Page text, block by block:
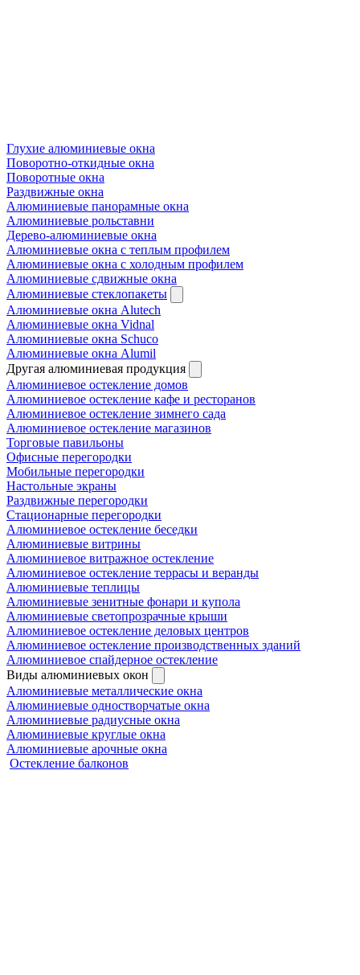
Глухие алюминиевые окна
Поворотно-откидные окна
Поворотные окна
Раздвижные окна
Алюминиевые панорамные окна
Алюминиевые рольставни
Дерево-алюминиевые окна
Алюминиевые окна с теплым профилем
Алюминиевые окна с холодным профилем
Алюминиевые сдвижные окна
Алюминиевые стеклопакеты
Алюминиевые окна Alutech
Алюминиевые окна Vidnal
Алюминиевые окна Schuco
Алюминиевые окна Alumil
Другая алюминиевая продукция
Алюминиевое остекление домов
Алюминиевое остекление кафе и ресторанов
Алюминиевое остекление зимнего сада
Алюминиевое остекление магазинов
Торговые павильоны
Офисные перегородки
Мобильные перегородки
Настольные экраны
Раздвижные перегородки
Стационарные перегородки
Алюминиевое остекление беседки
Алюминиевые витрины
Алюминиевое витражное остекление
Алюминиевое остекление террасы и веранды
Алюминиевые теплицы
Алюминиевые зенитные фонари и купола
Алюминиевые светопрозрачные крыши
Алюминиевое остекление деловых центров
Алюминиевое остекление производственных зданий
Алюминиевое спайдерное остекление
Виды алюминиевых окон
Алюминиевые металлические окна
Алюминиевые одностворчатые окна
Алюминиевые радиусные окна
Алюминиевые круглые окна
Алюминиевые арочные окна
Остекление балконов